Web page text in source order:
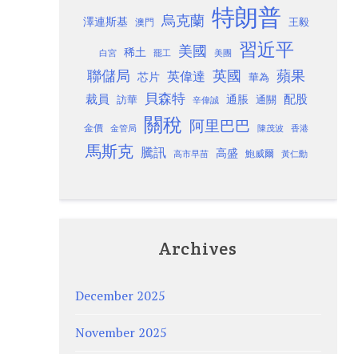
澤連斯基 澳門 烏克蘭 特朗普 王毅
白宮 稀土 罷工 美國 美團 習近平
聯儲局 芯片 英偉達 英國 華為 蘋果
裁員 訪華 貝森特 辛偉誠 通脹 通關 配股
金價 金管局 關稅 阿里巴巴 陳茂波 香港
馬斯克 騰訊 高市早苗 高盛 鮑威爾 黃仁勳
Archives
December 2025
November 2025